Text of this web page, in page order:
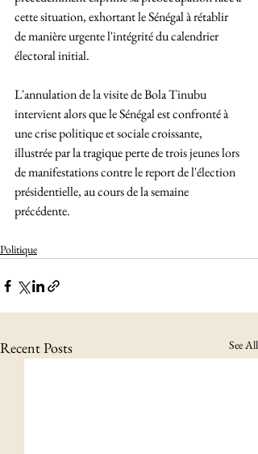
cette situation, exhortant le Sénégal à rétablir
de manière urgente l'intégrité du calendrier
électoral initial.
L'annulation de la visite de Bola Tinubu
intervient alors que le Sénégal est confronté à
une crise politique et sociale croissante,
illustrée par la tragique perte de trois jeunes lors
de manifestations contre le report de l'élection
présidentielle, au cours de la semaine
précédente.
Politique
Recent Posts See All